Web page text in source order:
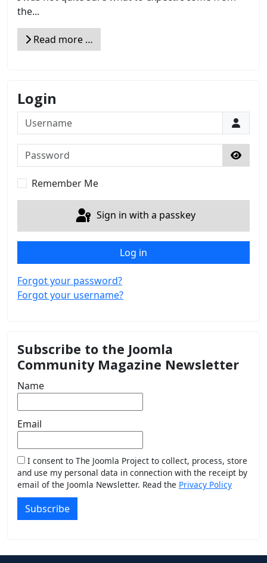
the...
Read more …
Login
Username
Password
Show
Remember Me
Sign in with a passkey
Log in
Forgot your password?
Forgot your username?
Subscribe to the Joomla
Community Magazine Newsletter
Name
Email
I consent to The Joomla Project to collect, process, store
and use my personal data in connection with the receipt by
email of the Joomla Newsletter. Read the Privacy Policy
Subscribe